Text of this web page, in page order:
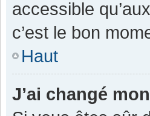
accessible
c’est le bon
Haut
J’ai changé